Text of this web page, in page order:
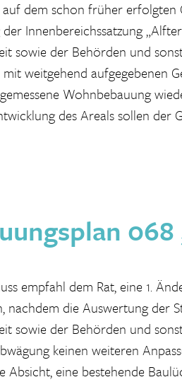
dem schon früher erfolgten
Innenbereichssatzung
sowie der Behörden und
weitgehend aufgegebenen
Wohnbebauung
des Areals sollen der
empfahl dem Rat, eine 1.
nachdem die Auswertung der
sowie der Behörden und
keinen weiteren
Absicht, eine bestehende